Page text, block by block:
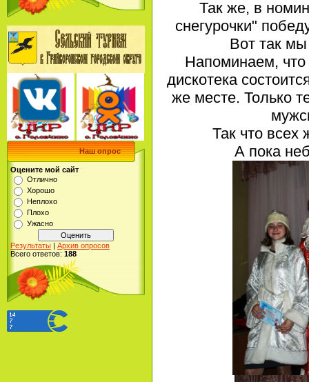
Наш опрос
Оцените мой сайт
Отлично
Хорошо
Неплохо
Плохо
Ужасно
Результаты | Архив опросов
Всего ответов: 188
Так же, в
снегурочки"
Вот так
Напоминаем,
дискотека
же месте. Только
Так что
А пока